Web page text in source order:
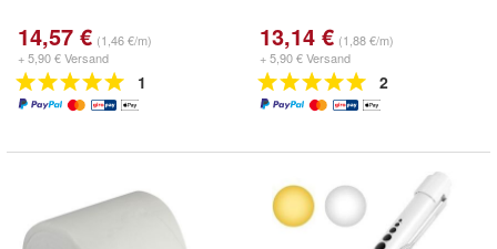
14,57 € (1,46 €/m)
+ 5,90 € Versand
1
13,14 € (1,88 €/m)
+ 5,90 € Versand
2